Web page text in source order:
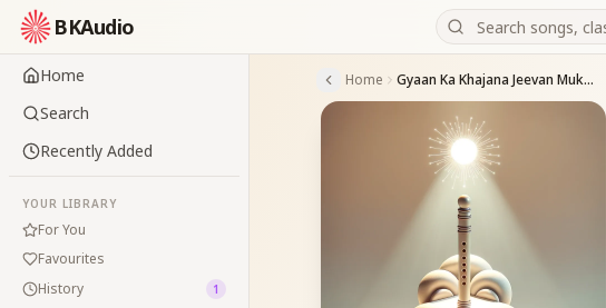
BKAudio
Home
Search
Recently Added
YOUR LIBRARY
For You
Favourites
History
1
Home Gyaan Ka Khajana Jeevan Mukti Dilaye 03-02-2002